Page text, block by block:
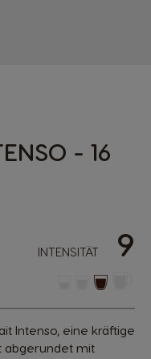
- 16
INTENSITÄT 9
Intenso, eine kräftige
abgerundet mit